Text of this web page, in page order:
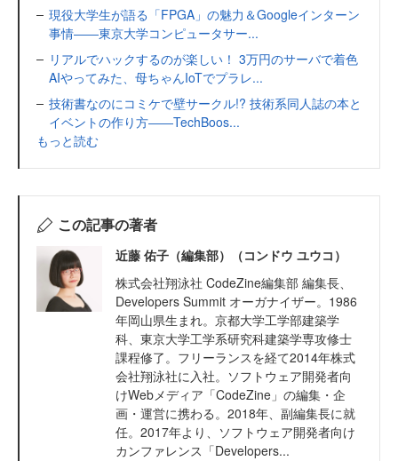
現役大学生が語る「FPGA」の魅力＆Googleインターン
事情――東京大学コンピュータサー...
リアルでハックするのが楽しい！ 3万円のサーバで着色
AIやってみた、母ちゃんIoTでプラレ...
技術書なのにコミケで壁サークル!? 技術系同人誌の本と
イベントの作り方――TechBoos...
もっと読む
この記事の著者
近藤 佑子（編集部）（コンドウ ユウコ）
株式会社翔泳社 CodeZine編集部 編集長、
Developers Summit オーガナイザー。1986
年岡山県生まれ。京都大学工学部建築学
科、東京大学工学系研究科建築学専攻修士
課程修了。フリーランスを経て2014年株式
会社翔泳社に入社。ソフトウェア開発者向
けWebメディア「CodeZine」の編集・企
画・運営に携わる。2018年、副編集長に就
任。2017年より、ソフトウェア開発者向け
カンファレンス「Developers...